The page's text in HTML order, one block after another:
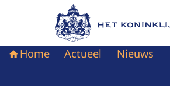
Naar de homepage van
Home Actueel Nieuws